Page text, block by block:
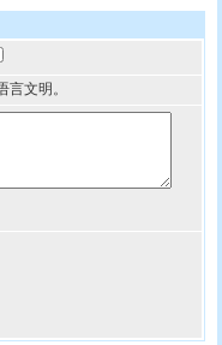
文明。